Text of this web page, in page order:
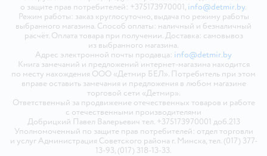
о защите прав потребителей: +375173970001, info@detmir.by.
Режим работы: заказ круглосуточно, выдача по режиму работы
выбранного магазина. Способ оплаты: наличный и безналичный
расчёт. Оплата товара при получении. Доставка: самовывоз
из выбранного магазина.
Адрес электронной почты продавца: info@detmir.by
Книга замечаний и предложений интернет-магазина находится
по месту нахождения ООО «Детмир БЕЛ». Потребитель при этом
вправе оставить замечания и предложения в любом магазине
торговой сети «Детмир».
Ответственный за продвижение отечественных товаров и работе
с отечественными производителями
Добрицкий Павел Валерьевич тел. +375173970001 доб.213
Уполномоченный по защите прав потребителей: отдел торговли
и услуг Администрация Советского района г. Минска, тел. (017) 377-
13-93, (017) 318-13-33.